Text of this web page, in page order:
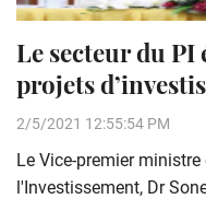
Le secteur du PI
projets
2/5/2021 12:55:54 PM
Le Vice-premier
l'Investissement, Dr